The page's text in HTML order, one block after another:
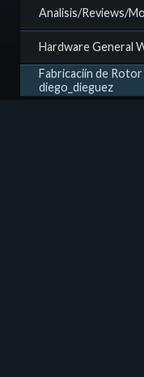
Analisis/Reviews/
Hardware General
Fabricaciín de
diego_dieguez